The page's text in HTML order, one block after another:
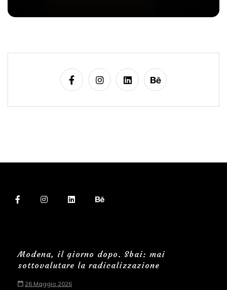
Modena, il giorno dopo. Sbai: mai
sottovalutare la radicalizzazione
26 Maggio 2026